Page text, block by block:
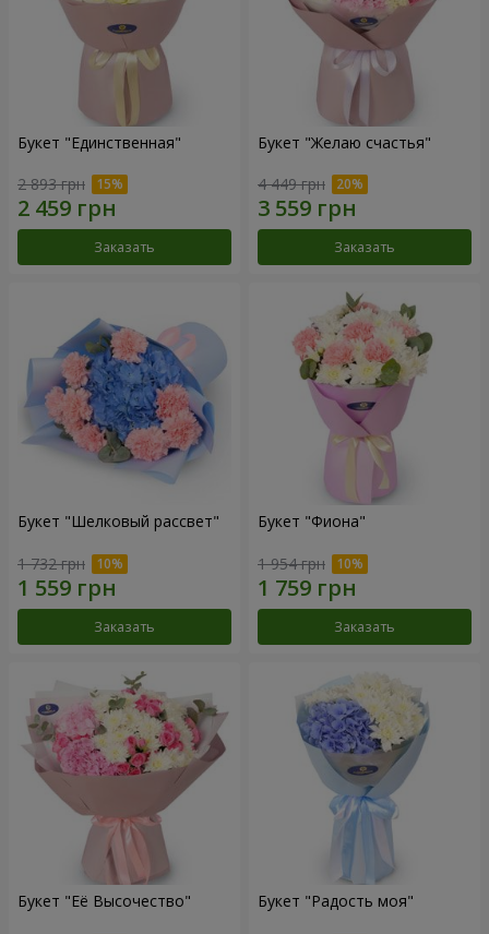
Букет "Единственная"
2 893 грн
Заказать
Букет "Желаю счастья"
4 449 грн
Заказать
Букет "Шелковый рассвет"
1 732 грн
Заказать
Букет "Фиона"
1 954 грн
Заказать
Букет "Её Высочество" Букет "Радость моя"